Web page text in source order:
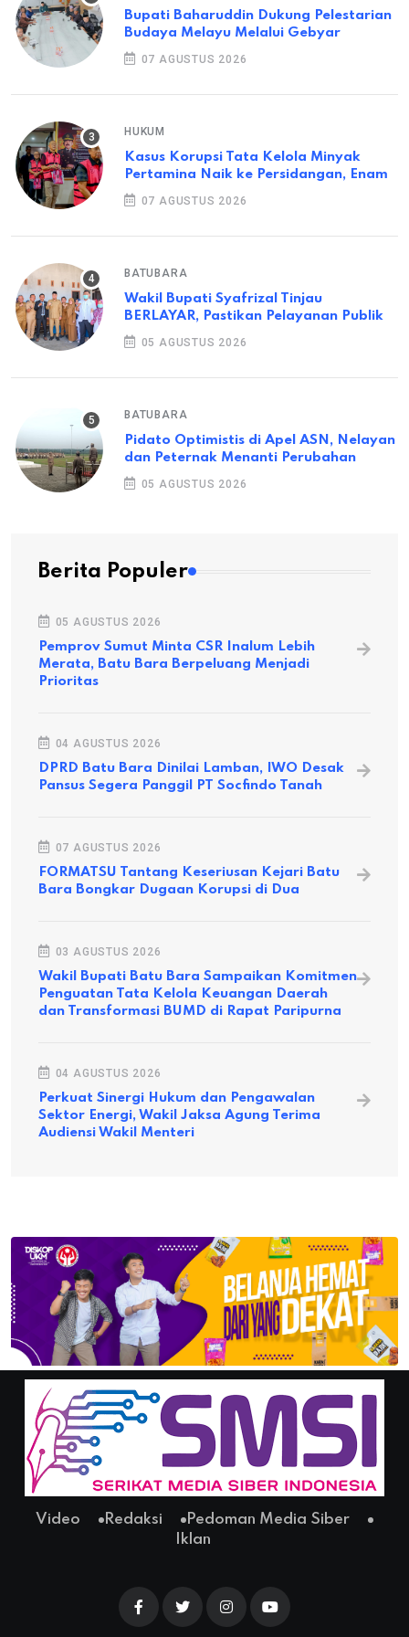
Bupati Baharuddin Dukung Pelestarian
Budaya Melayu Melalui Gebyar
07 AGUSTUS 2026
HUKUM
Kasus Korupsi Tata Kelola Minyak
Pertamina Naik ke Persidangan, Enam
07 AGUSTUS 2026
BATUBARA
Wakil Bupati Syafrizal Tinjau
BERLAYAR, Pastikan Pelayanan Publik
05 AGUSTUS 2026
BATUBARA
Pidato Optimistis di Apel ASN, Nelayan
dan Peternak Menanti Perubahan
05 AGUSTUS 2026
Berita Populer
05 AGUSTUS 2026
Pemprov Sumut Minta CSR Inalum Lebih
Merata, Batu Bara Berpeluang Menjadi
Prioritas
04 AGUSTUS 2026
DPRD Batu Bara Dinilai Lamban, IWO Desak
Pansus Segera Panggil PT Socfindo Tanah
07 AGUSTUS 2026
FORMATSU Tantang Keseriusan Kejari Batu
Bara Bongkar Dugaan Korupsi di Dua
03 AGUSTUS 2026
Wakil Bupati Batu Bara Sampaikan Komitmen
Penguatan Tata Kelola Keuangan Daerah
dan Transformasi BUMD di Rapat Paripurna
04 AGUSTUS 2026
Perkuat Sinergi Hukum dan Pengawalan
Sektor Energi, Wakil Jaksa Agung Terima
Audiensi Wakil Menteri
Video Redaksi
Pedoman Media Siber
Iklan